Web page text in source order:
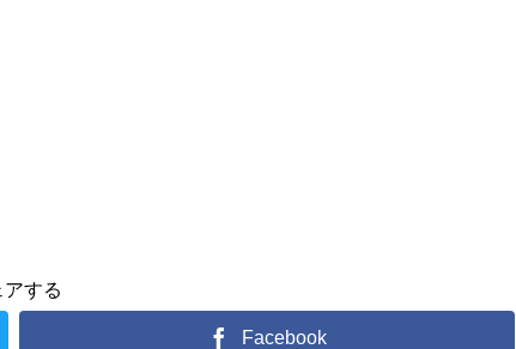
する
Facebook